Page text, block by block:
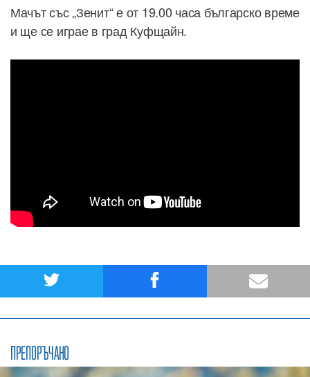
Мачът със „Зенит“ е от 19.00 часа българско време
и ще се играе в град Куфщайн.
ПРЕПОРЪЧАНО